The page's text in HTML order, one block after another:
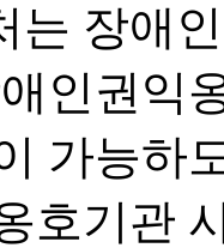
는 장애
인권익
가능하
호기관